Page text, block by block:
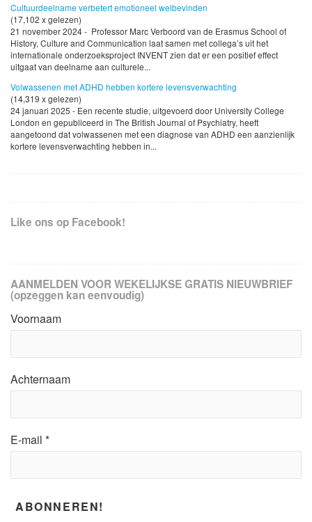
Cultuurdeelname verbetert emotioneel welbevinden
(17,102 x gelezen)
21 november 2024 - Professor Marc Verboord van de Erasmus School of
History, Culture and Communication laat samen met collega’s uit het
internationale onderzoeksproject INVENT zien dat er een positief effect
uitgaat van deelname aan culturele...
Volwassenen met ADHD hebben kortere levensverwachting
(14,319 x gelezen)
24 januari 2025 - Een recente studie, uitgevoerd door University College
London en gepubliceerd in The British Journal of Psychiatry, heeft
aangetoond dat volwassenen met een diagnose van ADHD een aanzienlijk
kortere levensverwachting hebben in...
Like ons op Facebook!
AANMELDEN VOOR WEKELIJKSE GRATIS NIEUWBRIEF
(opzeggen kan eenvoudig)
Voornaam
Achternaam
E-mail *